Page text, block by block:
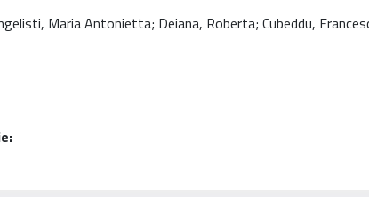
Maria Antonietta; Deiana, Roberta; Cubeddu,